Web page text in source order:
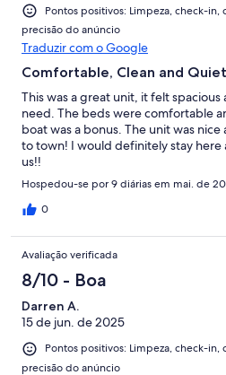
Pontos positivos: Limpeza, check-in,
precisão do anúncio
Traduzir com o Google
Comfortable, Clean and
This was a great unit, it felt
need. The beds were comfortable
boat was a bonus. The unit was
to town! I would definitely stay here
us!!
Hospedou-se por 9 diárias em mai. de
0
Avaliação verificada
8/10 - Boa
Darren A.
15 de jun. de 2025
Pontos positivos: Limpeza, check-in,
precisão do anúncio